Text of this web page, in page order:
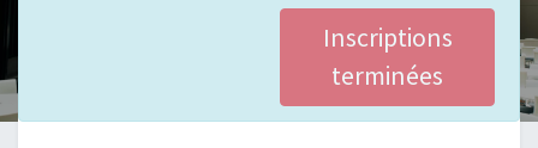
Inscriptions
terminées